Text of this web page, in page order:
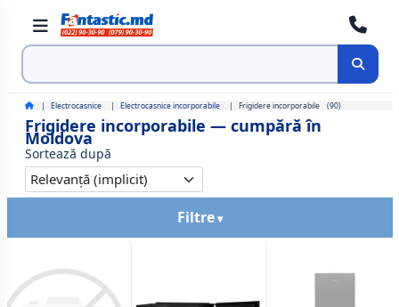
Cauta
Electrocasnice Electrocasnice incorporabile Frigidere incorporabile (90)
Frigidere incorporabile — cumpără în
Moldova
Sortează după
Filtre